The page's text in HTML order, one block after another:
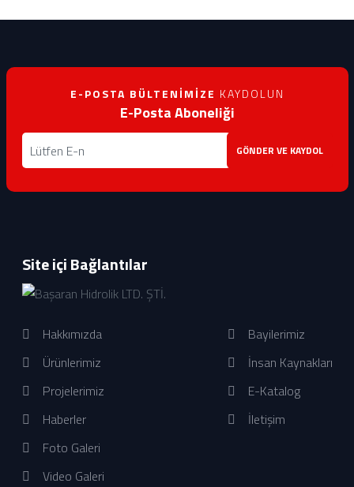
E-POSTA BÜLTENIMIZE KAYDOLUN
E-Posta Aboneliği
GÖNDER VE KAYDOL
Site içi Bağlantılar
Hakkımızda
Ürünlerimiz
Projelerimiz
Haberler
Foto Galeri
Video Galeri
Bayilerimiz
İnsan Kaynakları
E-Katalog
İletişim